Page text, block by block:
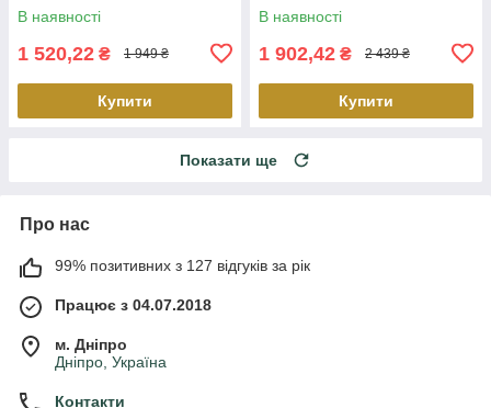
В наявності
1 520,22 ₴ 1 949 ₴
Купити
В наявності
1 902,42 ₴ 2 439 ₴
Купити
Показати ще
Про нас
99% позитивних з 127 відгуків за рік
Працює з 04.07.2018
м. Дніпро
Дніпро, Україна
Контакти